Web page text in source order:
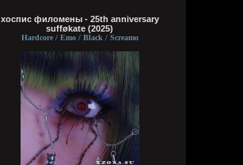
Wirtuozik
Сегодня в 16:15:56
хоспис филомены - 25th anniversary
sufføkate (2025)
Hardcore / Emo / Black / Screamo